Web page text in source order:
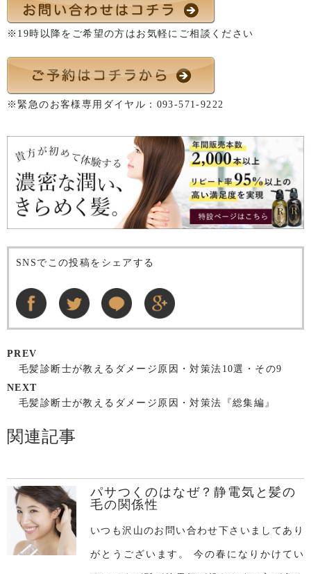
※19時以降をご希望の方はお気軽にご相談ください
※緊急のお客様専用ダイヤル： 093-571-9222
SNSでこの投稿をシェアする
PREV
毛髪診断士が教えるダメージ原因・対策法10選・その9
NEXT
毛髪診断士が教えるダメージ原因・対策法『総集編』
関連記事
パサつくのはなぜ？静電気と髪の
毛の関係性
いつも沢山のお問い合わせ下さいましてあり
がとうございます。 今の春になりかけてい